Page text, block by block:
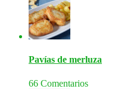
Pavías de merluza
66 Comentarios